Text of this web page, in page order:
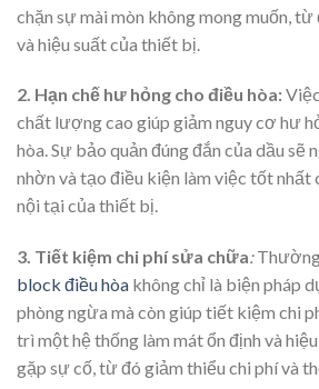
chặn sự mài mòn không mong muốn,
và hiệu suất của thiết bị.
2. Hạn chế hư hỏng cho điều hòa:
chất lượng cao giúp giảm nguy cơ hư
hòa. Sự bảo quản đúng đắn của dầu sẽ
nhờn và tạo điều kiện làm việc tốt nhất
nội tại của thiết bị.
3. Tiết kiệm chi phí sửa chữa:
block điều hòa không chỉ là biện pháp
phòng ngừa mà còn giúp tiết kiệm chi
trì một hệ thống làm mát ổn định và
gặp sự cố, từ đó giảm thiểu chi phí và